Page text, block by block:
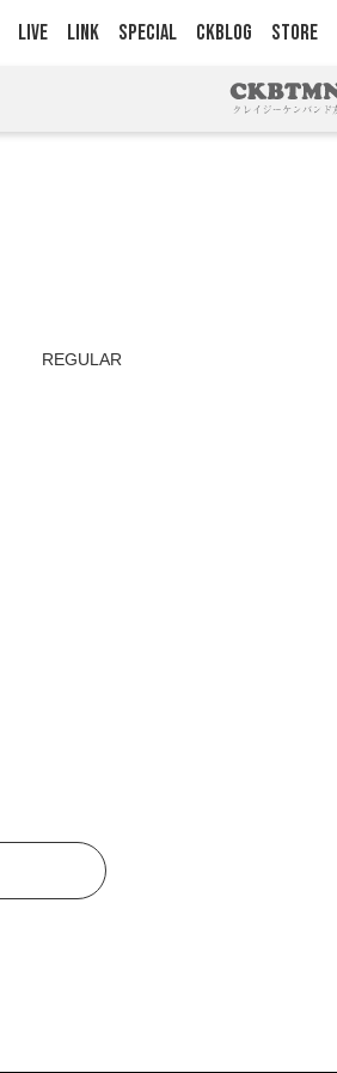
LIVE LINK SPECIAL CKBLOG STORE
REGULAR